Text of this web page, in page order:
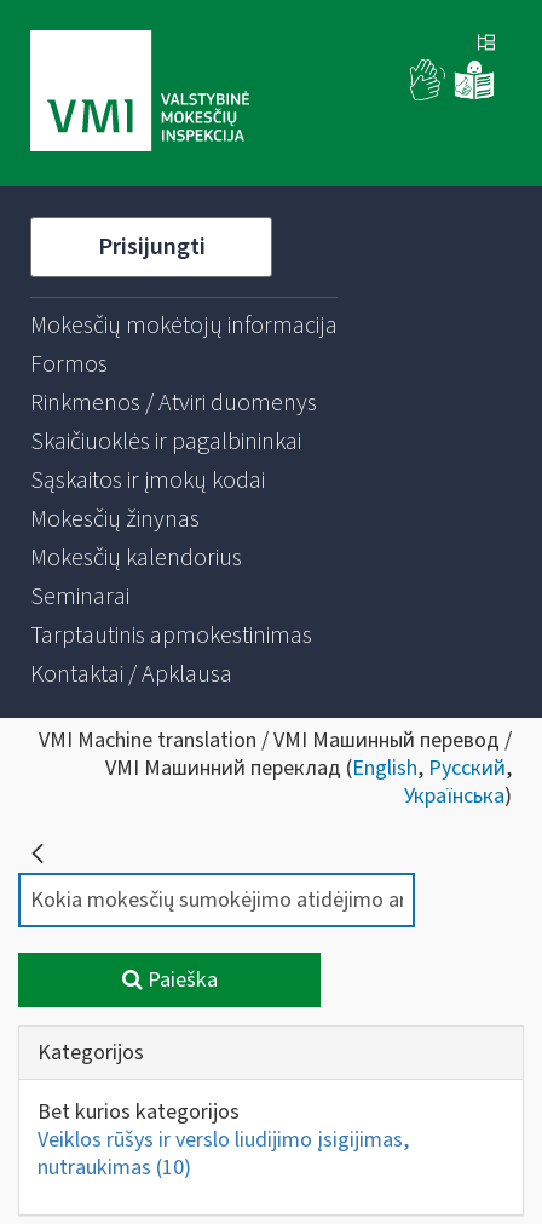
Prisijungti
Mokesčių mokėtojų informacija
Formos
Rinkmenos / Atviri duomenys
Skaičiuoklės ir pagalbininkai
Sąskaitos ir įmokų kodai
Mokesčių žinynas
Mokesčių kalendorius
Seminarai
Tarptautinis apmokestinimas
Kontaktai / Apklausa
VMI Machine translation / VMI Машинный перевод /
VMI Машинний переклад (English, Русский,
Українська)
Paieška
Kategorijos
Bet kurios kategorijos
Veiklos rūšys ir verslo liudijimo įsigijimas,
nutraukimas (10)